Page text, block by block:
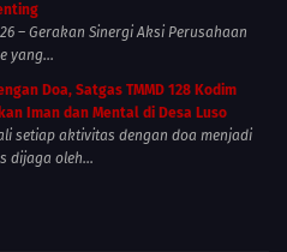
– Gerakan Sinergi Aksi Perusahaan
yang...
Doa, Satgas TMMD 128 Kodim
Iman dan Mental di Desa Luso
setiap aktivitas dengan doa menjadi
dijaga oleh...